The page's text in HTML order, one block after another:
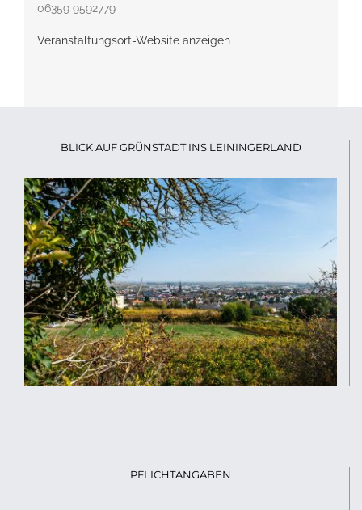
06359 9592779
Veranstaltungsort-Website anzeigen
BLICK AUF GRÜNSTADT INS LEININGERLAND
PFLICHTANGABEN